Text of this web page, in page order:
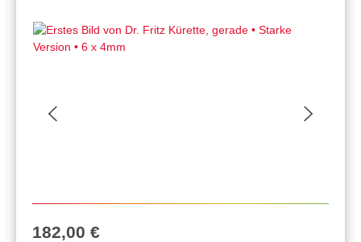
Regulärer Preis:
182,00 €